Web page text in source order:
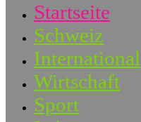
Startseite
Schweiz
International
Wirtschaft
Sport